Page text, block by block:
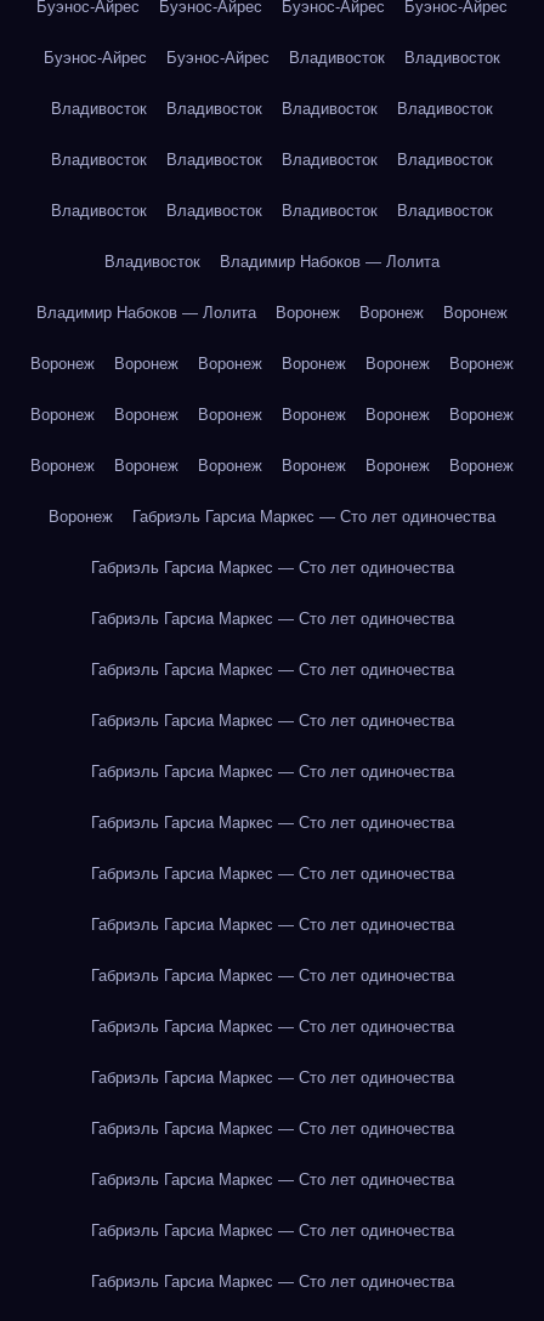
Буэнос-Айрес Буэнос-Айрес Буэнос-Айрес Буэнос-Айрес
Буэнос-Айрес Буэнос-Айрес Владивосток Владивосток
Владивосток Владивосток Владивосток Владивосток
Владивосток Владивосток Владивосток Владивосток
Владивосток Владивосток Владивосток Владивосток
Владивосток Владимир Набоков — Лолита
Владимир Набоков — Лолита Воронеж Воронеж Воронеж
Воронеж Воронеж Воронеж Воронеж Воронеж Воронеж
Воронеж Воронеж Воронеж Воронеж Воронеж Воронеж
Воронеж Воронеж Воронеж Воронеж Воронеж Воронеж
Воронеж Габриэль Гарсиа Маркес — Сто лет одиночества
Габриэль Гарсиа Маркес — Сто лет одиночества
Габриэль Гарсиа Маркес — Сто лет одиночества
Габриэль Гарсиа Маркес — Сто лет одиночества
Габриэль Гарсиа Маркес — Сто лет одиночества
Габриэль Гарсиа Маркес — Сто лет одиночества
Габриэль Гарсиа Маркес — Сто лет одиночества
Габриэль Гарсиа Маркес — Сто лет одиночества
Габриэль Гарсиа Маркес — Сто лет одиночества
Габриэль Гарсиа Маркес — Сто лет одиночества
Габриэль Гарсиа Маркес — Сто лет одиночества
Габриэль Гарсиа Маркес — Сто лет одиночества
Габриэль Гарсиа Маркес — Сто лет одиночества
Габриэль Гарсиа Маркес — Сто лет одиночества
Габриэль Гарсиа Маркес — Сто лет одиночества
Габриэль Гарсиа Маркес — Сто лет одиночества